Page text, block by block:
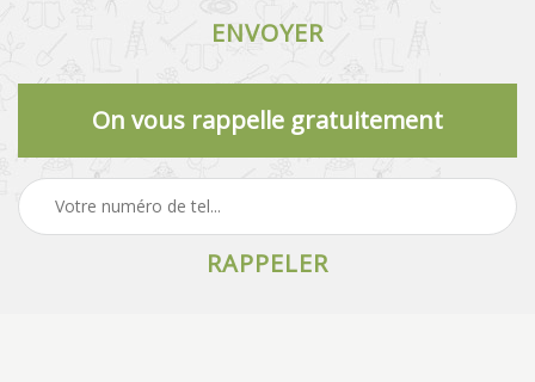
On vous rappelle gratuitement